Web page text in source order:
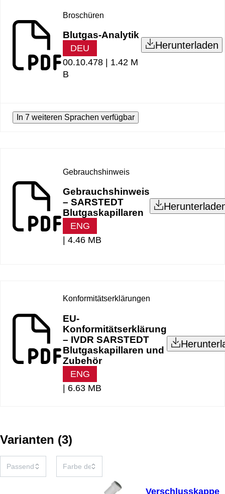
Broschüren
Blutgas-Analytik
DEU
00.10.478 | 1.42 M
B
Herunterladen
In 7 weiteren Sprachen verfügbar
Gebrauchshinweis
Gebrauchshinweis
– SARSTEDT
Blutgaskapillaren
ENG
4.46 MB
Konformitätserklärungen
EU-
Konformitätserklärung
– IVDR SARSTEDT
Blutgaskapillaren und
Zubehör
ENG
| 6.63 MB
Varianten (3)
Verschlusskappe